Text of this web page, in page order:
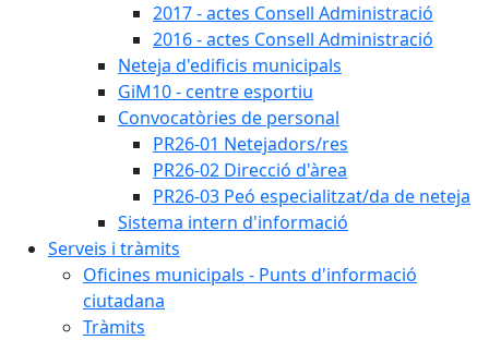
2017 - actes Consell Administració
2016 - actes Consell Administració
Neteja d'edificis municipals
GiM10 - centre esportiu
Convocatòries de personal
PR26-01 Netejadors/res
PR26-02 Direcció d'àrea
PR26-03 Peó especialitzat/da de neteja
Sistema intern d'informació
Serveis i tràmits
Oficines municipals - Punts d'informació
ciutadana
Tràmits